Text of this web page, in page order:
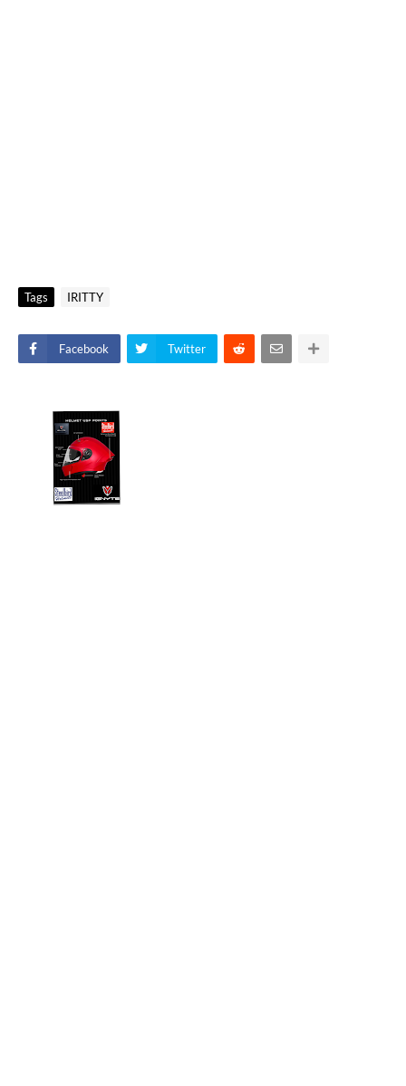
Tags IRITTY
Facebook Twitter